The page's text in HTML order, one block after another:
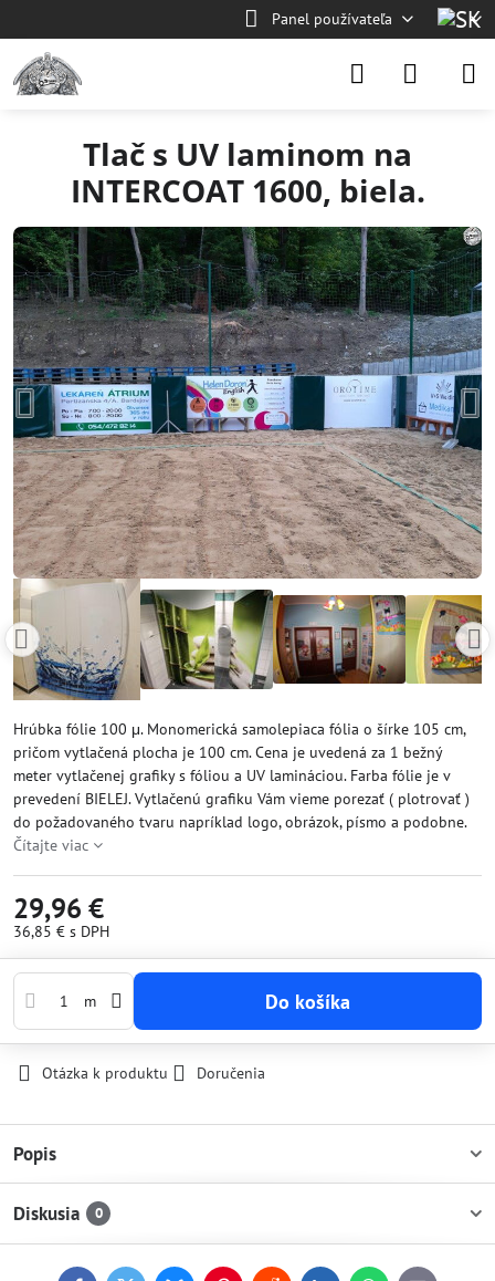
Panel používateľa
Tlač s UV laminom na
INTERCOAT 1600, biela.
Hrúbka fólie 100 μ. Monomerická samolepiaca fólia o šírke 105 cm,
pričom vytlačená plocha je 100 cm. Cena je uvedená za 1 bežný
meter vytlačenej grafiky s fóliou a UV lamináciou. Farba fólie je v
prevedení BIELEJ. Vytlačenú grafiku Vám vieme porezať ( plotrovať )
do požadovaného tvaru napríklad logo, obrázok, písmo a podobne.
Čítajte viac
29,96 €
36,85 € s DPH
m Do košíka
Otázka k produktu Doručenia
Popis
Diskusia 0